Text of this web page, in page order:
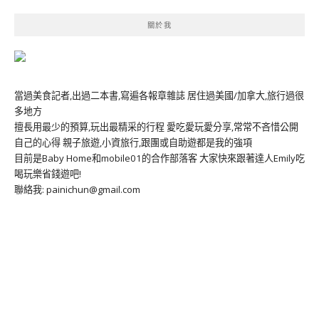
關於我
當過美食記者,出過二本書,寫遍各報章雜誌 居住過美國/加拿大,旅行過很
多地方
擅長用最少的預算,玩出最精采的行程 愛吃愛玩愛分享,常常不吝惜公開
自己的心得 親子旅遊,小資旅行,跟團或自助遊都是我的強項
目前是Baby Home和mobile01的合作部落客 大家快來跟著達人Emily吃
喝玩樂省錢遊吧!
聯絡我: painichun@gmail.com